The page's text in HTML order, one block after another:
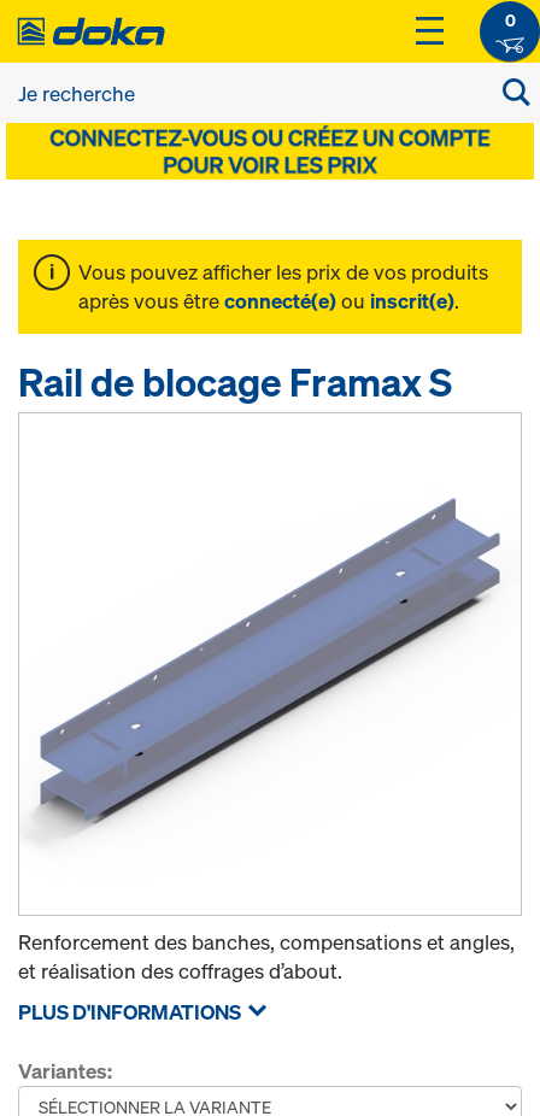
0
Vous pouvez afficher les prix de vos produits
après vous êtreconnecté(e)ou inscrit(e).
Rail de blocage Framax S
Renforcement des banches, compensations et angles,
et réalisation des coffrages d’about.
PLUS D'INFORMATIONS
Variantes: